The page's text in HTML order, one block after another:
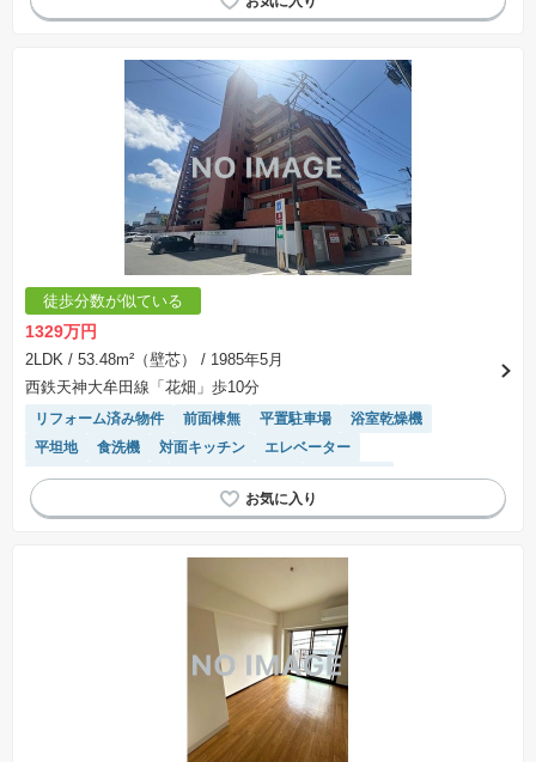
徒歩分数が似ている
1329万円
2LDK / 53.48m²（壁芯）
/ 1985年5月
西鉄天神大牟田線「花畑」歩10分
リフォーム済み物件 前面棟無 平置駐車場
浴室乾燥機
平坦地
食洗機 対面キッチン
エレベーター
駐車場(普通車)あり
システムキッチン
駐車場空き
駐輪場・バイク置き場
陽当り良好 モニター付きインターホン